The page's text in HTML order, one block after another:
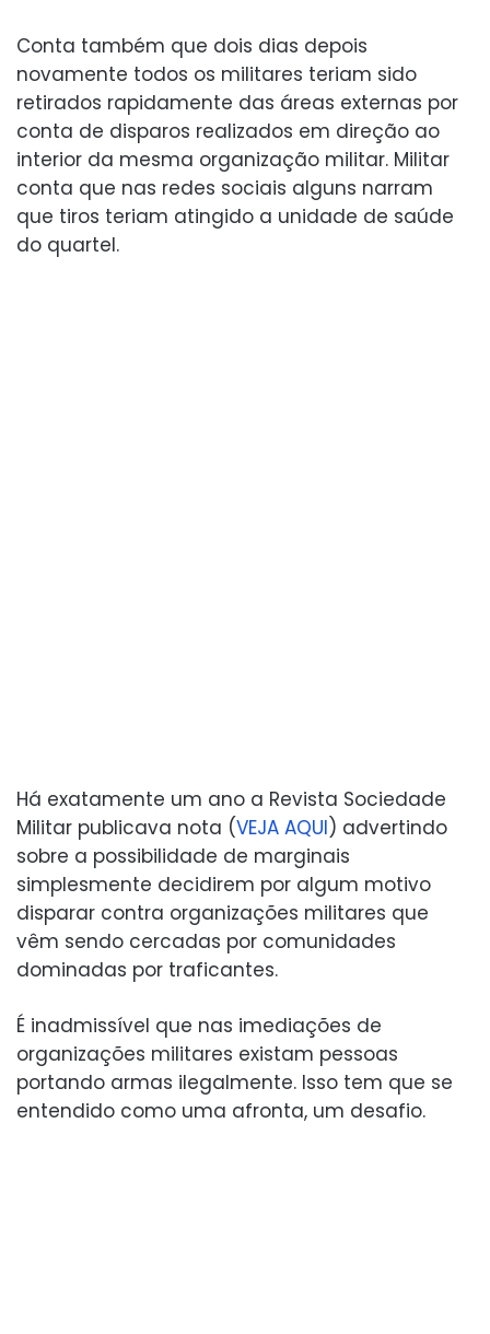
Conta também que dois dias depois
novamente todos os militares teriam sido
retirados rapidamente das áreas externas por
conta de disparos realizados em direção ao
interior da mesma organização militar. Militar
conta que nas redes sociais alguns narram
que tiros teriam atingido a unidade de saúde
do quartel.
Há exatamente um ano a Revista Sociedade
Militar publicava nota (VEJA AQUI) advertindo
sobre a possibilidade de marginais
simplesmente decidirem por algum motivo
disparar contra organizações militares que
vêm sendo cercadas por comunidades
dominadas por traficantes.
É inadmissível que nas imediações de
organizações militares existam pessoas
portando armas ilegalmente. Isso tem que se
entendido como uma afronta, um desafio.